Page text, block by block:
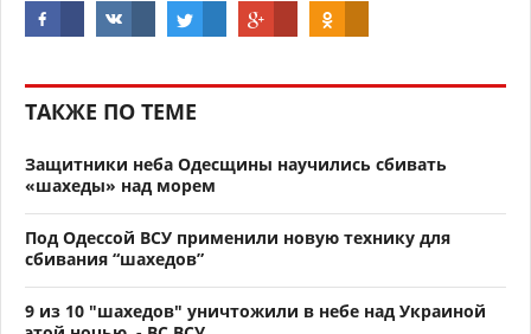
ТАКЖЕ ПО ТЕМЕ
Защитники неба Одесщины научились сбивать
«шахеды» над морем
Под Одессой ВСУ применили новую технику для
сбивания “шахедов”
9 из 10 "шахедов" уничтожили в небе над Украиной